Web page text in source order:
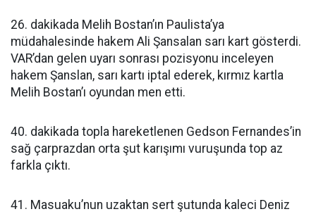
26. dakikada Melih Bostan’ın Paulista’ya
müdahalesinde hakem Ali Şansalan sarı kart gösterdi.
VAR’dan gelen uyarı sonrası pozisyonu inceleyen
hakem Şanslan, sarı kartı iptal ederek, kırmız kartla
Melih Bostan’ı oyundan men etti.
40. dakikada topla hareketlenen Gedson Fernandes’in
sağ çarprazdan orta şut karışımı vuruşunda top az
farkla çıktı.
41. Masuaku’nun uzaktan sert şutunda kaleci Deniz